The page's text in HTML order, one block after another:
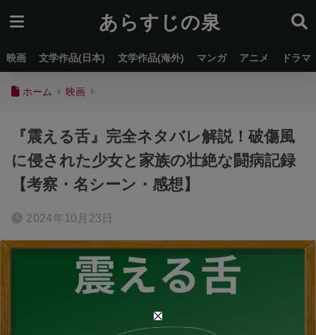
あらすじの泉
映画 文学作品(日本) 文学作品(海外) マンガ アニメ ドラマ
ホーム 映画
『震える舌』完全ネタバレ解説！破傷風
に侵された少女と家族の壮絶な闘病記録
【考察・名シーン・感想】
2024年10月23日